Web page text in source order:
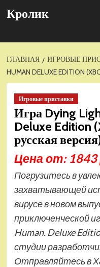
Кролик
ГЛАВНАЯ ИГРОВЫЕ
HUMAN DELUXE EDITION
Игровые приставки
Игра Dying
Deluxe Edition
русская
Цена от: 1843
Погрузитесь в
захватывающей
вирусе в новом
приключенческой
Human. Deluxe
студии
Отправляйтесь в